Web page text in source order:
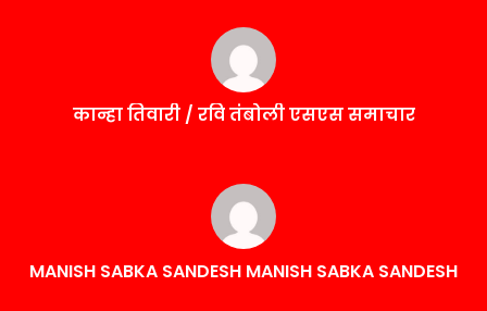
कान्हा तिवारी / रवि तंबोली एसएस समाचार
MANISH SABKA SANDESH MANISH SABKA SANDESH